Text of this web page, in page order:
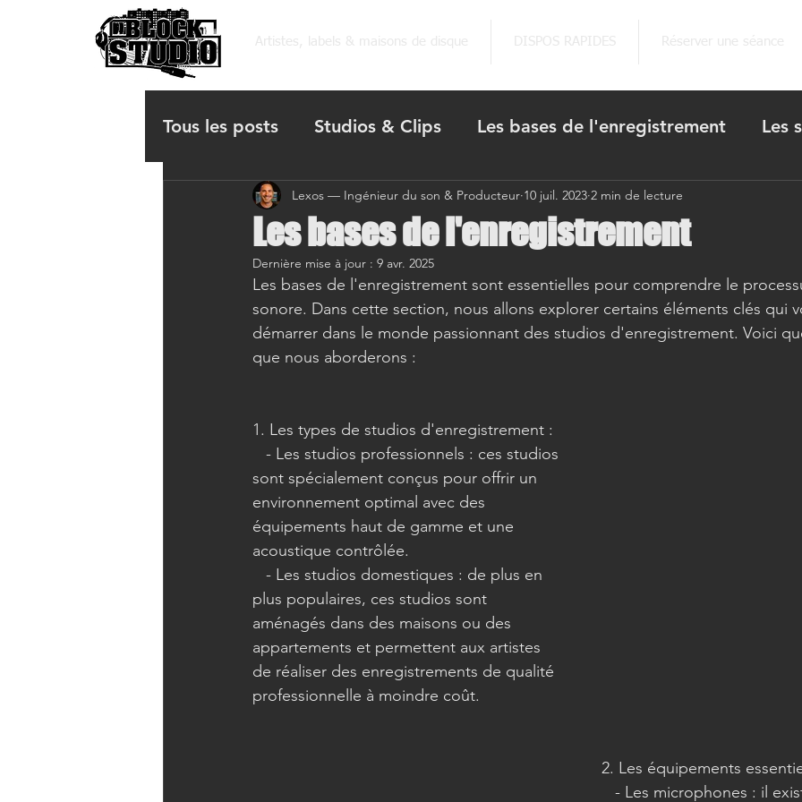
Tous les posts Studios & Clips Les bases de l'enregistrement Les
Les coulisses des morceaux L'avenir des studios Ateliers studio /
Les bases de l'enregistrement
Lexos — Ingénieur du son & Producteur 10 juil. 2023 2 min de lecture
Dernière mise à jour : 9 avr. 2025
Les bases de l'enregistrement sont essentielles pour comprendre le
sonore. Dans cette section, nous allons explorer certains éléments clés qui
démarrer dans le monde passionnant des studios d'enregistrement. Voici
que nous aborderons :
1. Les types de studios d'enregistrement :
sont spécialement conçus pour offrir un
environnement optimal avec des
équipements haut de gamme et une
acoustique contrôlée.
plus populaires, ces studios sont
aménagés dans des maisons ou des
appartements et permettent aux artistes
de réaliser des enregistrements de qualité
professionnelle à moindre coût.
2. Les équipements